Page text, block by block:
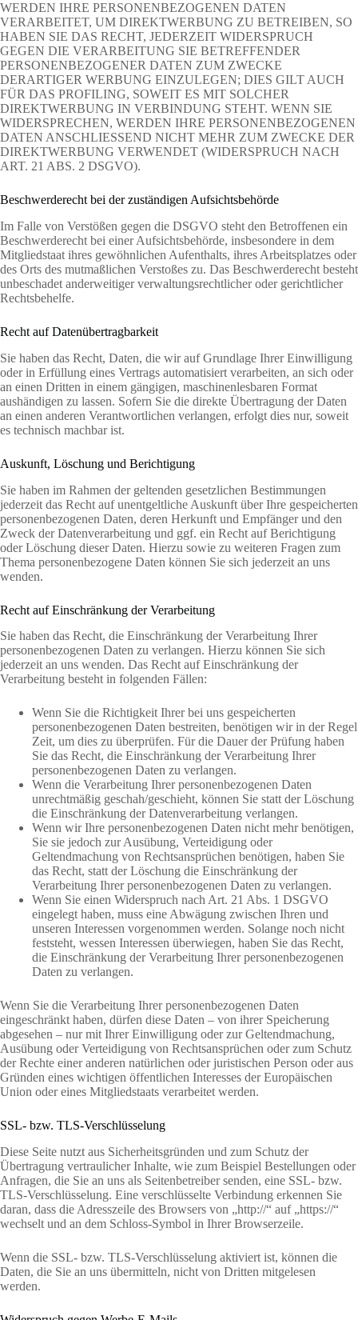
WERDEN IHRE PERSONENBEZOGENEN DATEN
VERARBEITET, UM DIREKTWERBUNG ZU BETREIBEN, SO
HABEN SIE DAS RECHT, JEDERZEIT WIDERSPRUCH
GEGEN DIE VERARBEITUNG SIE BETREFFENDER
PERSONENBEZOGENER DATEN ZUM ZWECKE
DERARTIGER WERBUNG EINZULEGEN; DIES GILT AUCH
FÜR DAS PROFILING, SOWEIT ES MIT SOLCHER
DIREKTWERBUNG IN VERBINDUNG STEHT. WENN SIE
WIDERSPRECHEN, WERDEN IHRE PERSONENBEZOGENEN
DATEN ANSCHLIESSEND NICHT MEHR ZUM ZWECKE DER
DIREKTWERBUNG VERWENDET (WIDERSPRUCH NACH
ART. 21 ABS. 2 DSGVO).
Beschwerderecht bei der zuständigen Aufsichtsbehörde
Im Falle von Verstößen gegen die DSGVO steht den Betroffenen ein
Beschwerderecht bei einer Aufsichtsbehörde, insbesondere in dem
Mitgliedstaat ihres gewöhnlichen Aufenthalts, ihres Arbeitsplatzes oder
des Orts des mutmaßlichen Verstoßes zu. Das Beschwerderecht besteht
unbeschadet anderweitiger verwaltungsrechtlicher oder gerichtlicher
Rechtsbehelfe.
Recht auf Datenübertragbarkeit
Sie haben das Recht, Daten, die wir auf Grundlage Ihrer Einwilligung
oder in Erfüllung eines Vertrags automatisiert verarbeiten, an sich oder
an einen Dritten in einem gängigen, maschinenlesbaren Format
aushändigen zu lassen. Sofern Sie die direkte Übertragung der Daten
an einen anderen Verantwortlichen verlangen, erfolgt dies nur, soweit
es technisch machbar ist.
Auskunft, Löschung und Berichtigung
Sie haben im Rahmen der geltenden gesetzlichen Bestimmungen
jederzeit das Recht auf unentgeltliche Auskunft über Ihre gespeicherten
personenbezogenen Daten, deren Herkunft und Empfänger und den
Zweck der Datenverarbeitung und ggf. ein Recht auf Berichtigung
oder Löschung dieser Daten. Hierzu sowie zu weiteren Fragen zum
Thema personenbezogene Daten können Sie sich jederzeit an uns
wenden.
Recht auf Einschränkung der Verarbeitung
Sie haben das Recht, die Einschränkung der Verarbeitung Ihrer
personenbezogenen Daten zu verlangen. Hierzu können Sie sich
jederzeit an uns wenden. Das Recht auf Einschränkung der
Verarbeitung besteht in folgenden Fällen:
Wenn Sie die Richtigkeit Ihrer bei uns gespeicherten
personenbezogenen Daten bestreiten, benötigen wir in der Regel
Zeit, um dies zu überprüfen. Für die Dauer der Prüfung haben
Sie das Recht, die Einschränkung der Verarbeitung Ihrer
personenbezogenen Daten zu verlangen.
Wenn die Verarbeitung Ihrer personenbezogenen Daten
unrechtmäßig geschah/geschieht, können Sie statt der Löschung
die Einschränkung der Datenverarbeitung verlangen.
Wenn wir Ihre personenbezogenen Daten nicht mehr benötigen,
Sie sie jedoch zur Ausübung, Verteidigung oder
Geltendmachung von Rechtsansprüchen benötigen, haben Sie
das Recht, statt der Löschung die Einschränkung der
Verarbeitung Ihrer personenbezogenen Daten zu verlangen.
Wenn Sie einen Widerspruch nach Art. 21 Abs. 1 DSGVO
eingelegt haben, muss eine Abwägung zwischen Ihren und
unseren Interessen vorgenommen werden. Solange noch nicht
feststeht, wessen Interessen überwiegen, haben Sie das Recht,
die Einschränkung der Verarbeitung Ihrer personenbezogenen
Daten zu verlangen.
Wenn Sie die Verarbeitung Ihrer personenbezogenen Daten
eingeschränkt haben, dürfen diese Daten – von ihrer Speicherung
abgesehen – nur mit Ihrer Einwilligung oder zur Geltendmachung,
Ausübung oder Verteidigung von Rechtsansprüchen oder zum Schutz
der Rechte einer anderen natürlichen oder juristischen Person oder aus
Gründen eines wichtigen öffentlichen Interesses der Europäischen
Union oder eines Mitgliedstaats verarbeitet werden.
SSL- bzw. TLS-Verschlüsselung
Diese Seite nutzt aus Sicherheitsgründen und zum Schutz der
Übertragung vertraulicher Inhalte, wie zum Beispiel Bestellungen oder
Anfragen, die Sie an uns als Seitenbetreiber senden, eine SSL- bzw.
TLS-Verschlüsselung. Eine verschlüsselte Verbindung erkennen Sie
daran, dass die Adresszeile des Browsers von „http://“ auf „https://“
wechselt und an dem Schloss-Symbol in Ihrer Browserzeile.
Wenn die SSL- bzw. TLS-Verschlüsselung aktiviert ist, können die
Daten, die Sie an uns übermitteln, nicht von Dritten mitgelesen
werden.